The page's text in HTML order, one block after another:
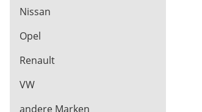
Nissan
Opel
Renault
VW
andere Marken